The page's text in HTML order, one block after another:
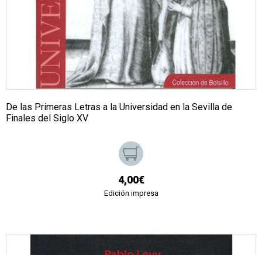
De las Primeras Letras a la Universidad en la Sevilla de
Finales del Siglo XV
4,00€
Edición impresa